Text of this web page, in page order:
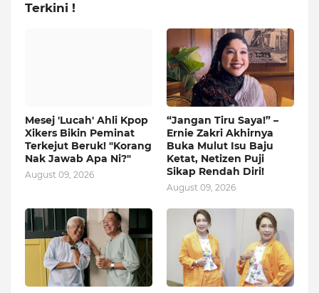
Terkini !
Mesej 'Lucah' Ahli Kpop
Xikers Bikin Peminat
Terkejut Beruk! "Korang
Nak Jawab Apa Ni?"
August 09, 2026
“Jangan Tiru Saya!” –
Ernie Zakri Akhirnya
Buka Mulut Isu Baju
Ketat, Netizen Puji
Sikap Rendah Diri!
August 09, 2026